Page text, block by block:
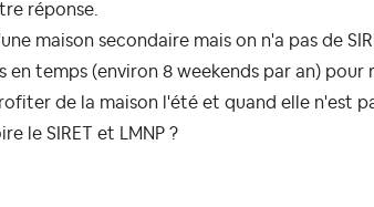
réponse.
maison secondaire mais on n'a pas de
en temps (environ 8 weekends par an)
de la maison l'été et quand elle n'est
le SIRET et LMNP ?